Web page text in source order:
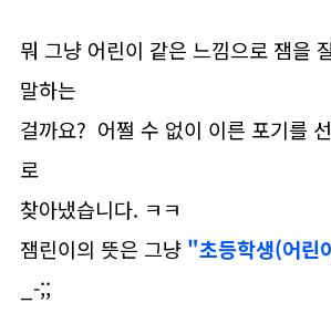
뭐 그냥 어린이 같은 느낌으로 잼을
말하는
걸까요? 어쩔 수 없이 이른 포기를
로
찾아냈습니다. ㅋㅋ
잼린이의 뜻은 그냥 "초등학생(어린
_-;;